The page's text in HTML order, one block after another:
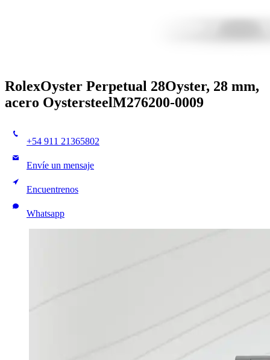
RolexOyster Perpetual 28Oyster, 28 mm,
acero OystersteelM276200-0009
+54 911 21365802
Envíe un mensaje
Encuentrenos
Whatsapp